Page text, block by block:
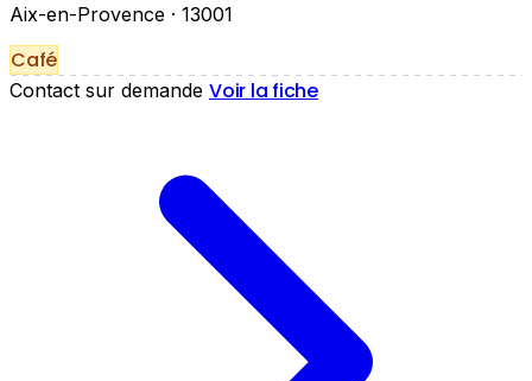
Aix-en-Provence · 13001
Café
Contact sur demande Voir la fiche